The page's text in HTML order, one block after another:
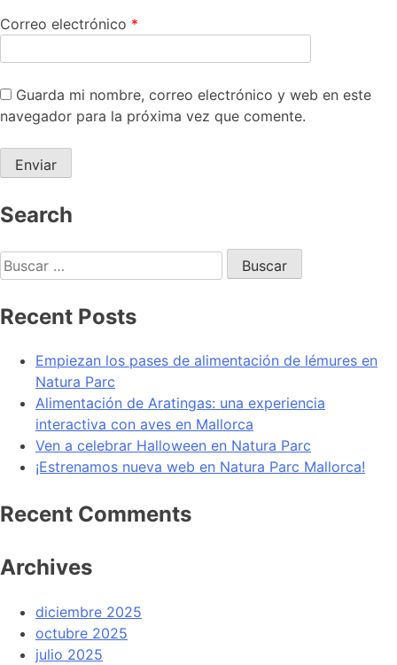
Correo electrónico *
Guarda mi nombre, correo electrónico y web en este
navegador para la próxima vez que comente.
Search
Recent Posts
Empiezan los pases de alimentación de lémures en
Natura Parc
Alimentación de Aratingas: una experiencia
interactiva con aves en Mallorca
Ven a celebrar Halloween en Natura Parc
¡Estrenamos nueva web en Natura Parc Mallorca!
Recent Comments
Archives
diciembre 2025
octubre 2025
julio 2025